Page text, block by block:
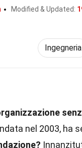
Modified & Updated:
Ingegneria
nel 2003, ha